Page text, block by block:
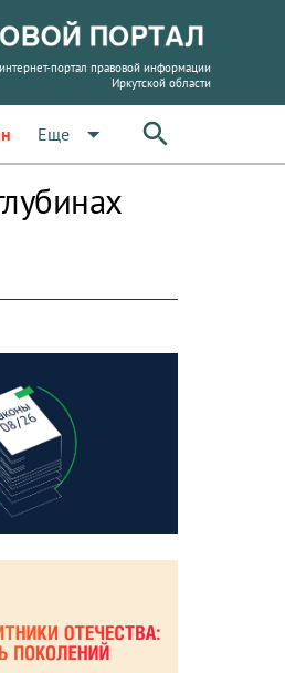
портал правовой информации
Иркутской области
Еще arrow_drop_down